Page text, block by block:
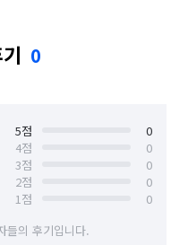
0
5점
0
4점
0
3점
0
2점
0
1점
0
들의 후기입니다.